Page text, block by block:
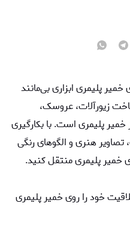
پلیمری ابزاری بی‌مانند
زیورآلات، عروسک،
پلیمری است. با بکارگیری
هنری و الگوهای رنگی
خمیر پلیمری منتقل کنید.
خود را روی خمیر پلیمری